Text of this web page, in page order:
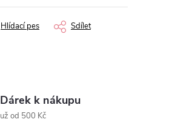
Hlídací pes Sdílet
Dárek k nákupu
už od 500 Kč